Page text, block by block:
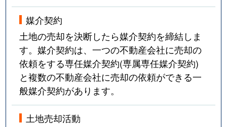
媒介契約
土地の売却を決断したら媒介契約を締結しま
す。媒介契約は、一つの不動産会社に売却の
依頼をする専任媒介契約(専属専任媒介契約)
と複数の不動産会社に売却の依頼ができる一
般媒介契約があります。
土地売却活動